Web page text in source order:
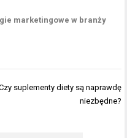
marketingowe w branży
suplementy diety są naprawdę
niezbędne?